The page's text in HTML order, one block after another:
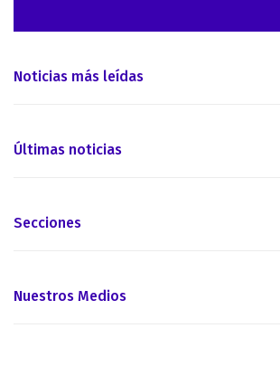
Noticias más leídas
Últimas noticias
Secciones
Nuestros Medios